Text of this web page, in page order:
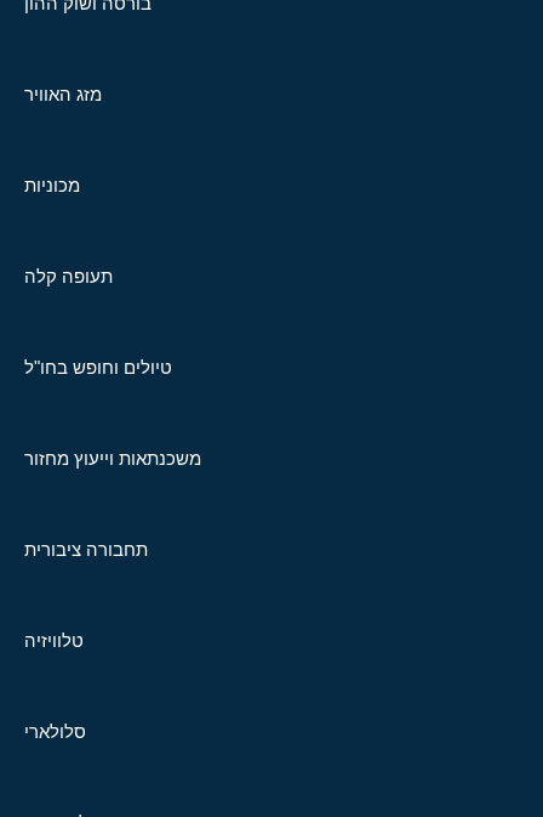
מזג האוויר
מכוניות
תעופה קלה
טיולים וחופש בחו"ל
משכנתאות וייעוץ מחזור
תחבורה ציבורית
טלוויזיה
סלולארי